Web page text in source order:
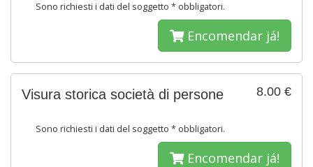
Sono richiesti i dati del soggetto * obbligatori.
Encomendar já!
8.00 €
Visura storica società di persone
Sono richiesti i dati del soggetto * obbligatori.
Encomendar já!